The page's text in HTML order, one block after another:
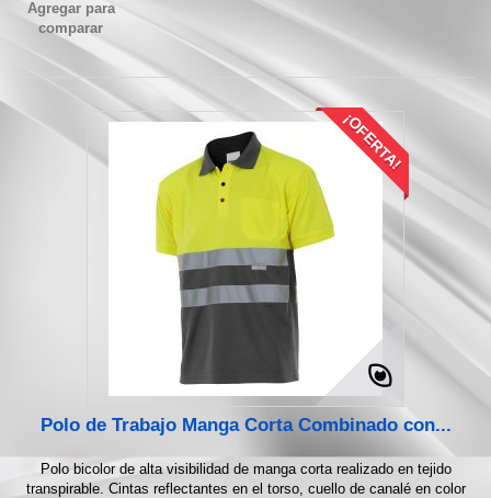
Agregar para
comparar
¡OFERTA!
Polo de Trabajo Manga Corta Combinado con...
Polo bicolor de alta visibilidad de manga corta realizado en tejido
transpirable. Cintas reflectantes en el torso, cuello de canalé en color